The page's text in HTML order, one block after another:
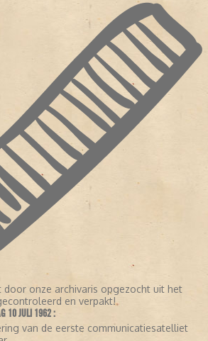
onze archivaris opgezocht uit het
en verpakt!
10 JULI 1962 :
van de eerste communicatiesatelliet